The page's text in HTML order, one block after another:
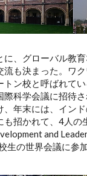
に、グローバル教
流も決まった。ワ
トン校と呼ばれて
際科学会議に招待
、年末には、イン
も招かれて、4人の
and
生の世界会議に参